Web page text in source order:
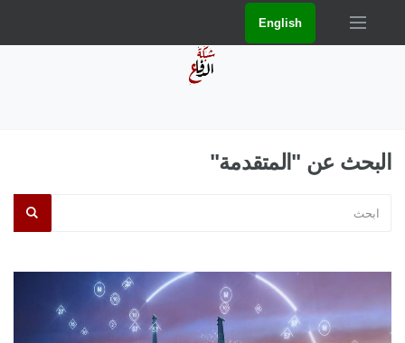
English
البحث عن "المتقدمة"